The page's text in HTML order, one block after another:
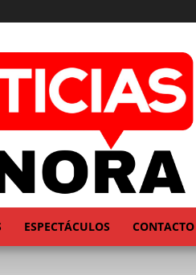
ESPECTÁCULOS CONTACTO